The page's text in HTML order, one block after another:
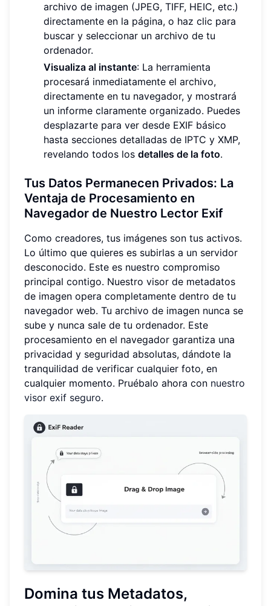
archivo de imagen (JPEG, TIFF, HEIC, etc.)
directamente en la página, o haz clic para
buscar y seleccionar un archivo de tu
ordenador.
Visualiza al instante: La herramienta
procesará inmediatamente el archivo,
directamente en tu navegador, y mostrará
un informe claramente organizado. Puedes
desplazarte para ver desde EXIF básico
hasta secciones detalladas de IPTC y XMP,
revelando todos los detalles de la foto.
Tus Datos Permanecen Privados: La
Ventaja de Procesamiento en
Navegador de Nuestro Lector Exif
Como creadores, tus imágenes son tus activos.
Lo último que quieres es subirlas a un servidor
desconocido. Este es nuestro compromiso
principal contigo. Nuestro visor de metadatos
de imagen opera completamente dentro de tu
navegador web. Tu archivo de imagen nunca se
sube y nunca sale de tu ordenador. Este
procesamiento en el navegador garantiza una
privacidad y seguridad absolutas, dándote la
tranquilidad de verificar cualquier foto, en
cualquier momento. Pruébalo ahora con nuestro
visor exif seguro.
Domina tus Metadatos,